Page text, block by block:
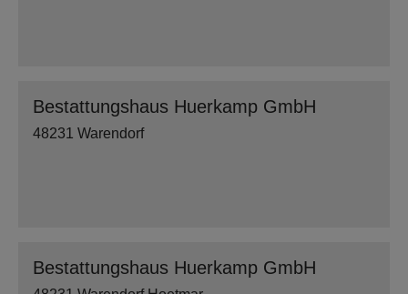
Bestattungshaus Huerkamp GmbH
48231 Warendorf
Bestattungshaus Huerkamp GmbH